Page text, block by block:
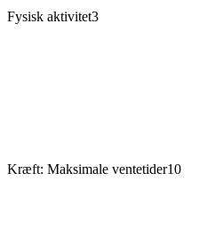
Fysisk aktivitet3
Kræft: Maksimale ventetider10